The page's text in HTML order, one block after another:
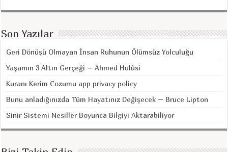
Son Yazılar
Geri Dönüşü Olmayan İnsan Ruhunun Ölümsüz Yolculuğu
Yaşamın 3 Altın Gerçeği – Ahmed Hulûsi
Kuranı Kerim Cozumu app privacy policy
Bunu anladığınızda Tüm Hayatınız Değişecek – Bruce Lipton
Sinir Sistemi Nesiller Boyunca Bilgiyi Aktarabiliyor